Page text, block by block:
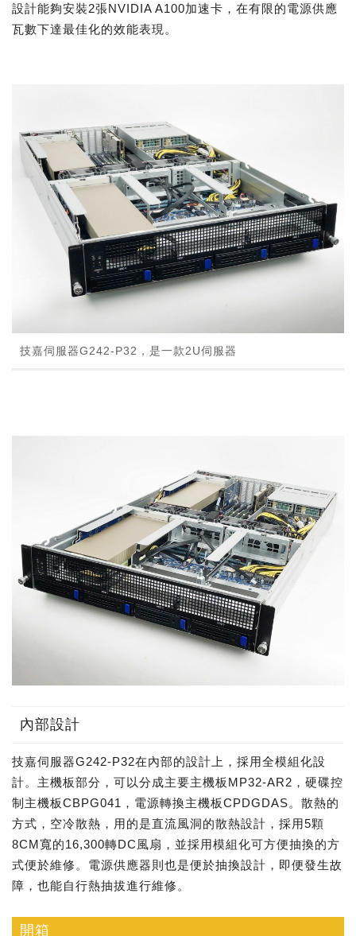
設計能夠安裝2張NVIDIA A100加速卡，在有限的電源供應
瓦數下達最佳化的效能表現。
技嘉伺服器G242-P32，是一款2U伺服器
內部設計
技嘉伺服器G242-P32在內部的設計上，採用全模組化設
計。主機板部分，可以分成主要主機板MP32-AR2，硬碟控
制主機板CBPG041，電源轉換主機板CPDGDAS。散熱的
方式，空冷散熱，用的是直流風洞的散熱設計，採用5顆
8CM寬的16,300轉DC風扇，並採用模組化可方便抽換的方
式便於維修。電源供應器則也是便於抽換設計，即便發生故
障，也能自行熱抽拔進行維修。
開箱